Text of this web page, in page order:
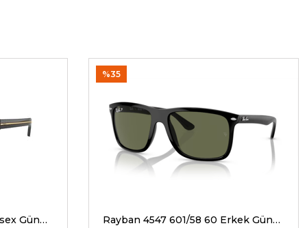
Prada A17S 16K20G 54 Unisex Güneş Gözlükleri Rayban 4547 601/58 60 Erkek Güneş Gözlükleri
%35